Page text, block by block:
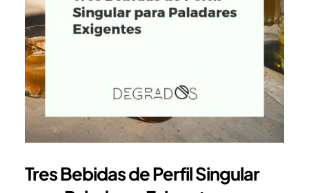
Tres Bebidas de Perfil Singular